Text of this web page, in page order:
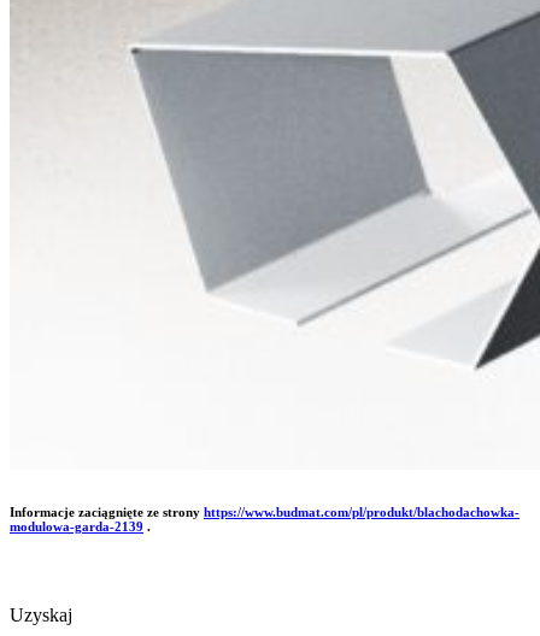
Informacje zaciągnięte ze strony https://www.budmat.com/pl/produkt/blachodachowka-
modulowa-garda-2139 .
Uzyskaj